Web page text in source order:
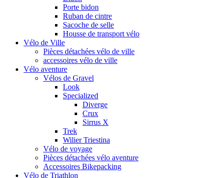
Porte bidon
Ruban de cintre
Sacoche de selle
Housse de transport vélo
Vélo de Ville
Pièces détachées vélo de ville
accessoires vélo de ville
Vélo aventure
Vélos de Gravel
Look
Specialized
Diverge
Crux
Sirrus X
Trek
Wilier Triestina
Vélo de voyage
Pièces détachées vélo aventure
Accessoires Bikepacking
Vélo de Triathlon